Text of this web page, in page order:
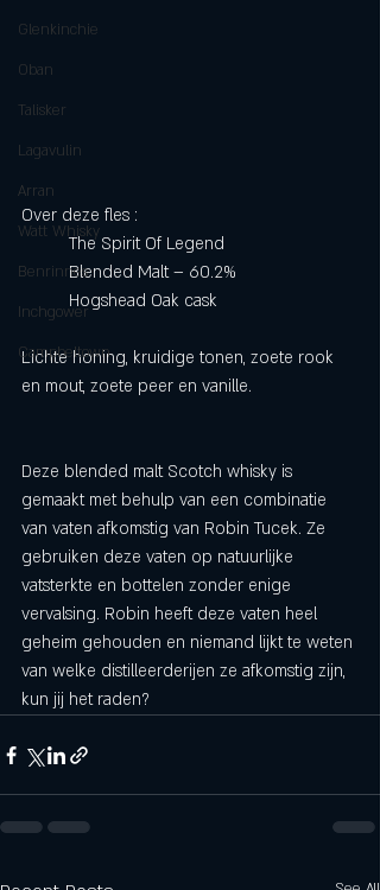
Glenkinchie
Oban
Talisker
Lagavulin
Arran
Watt Whisky
Benrinnes
Inchgower
Campbeltown
Over deze fles :
	The Spirit Of Legend
	Blended Malt – 60.2%
	Hogshead Oak cask
Lichte honing, kruidige tonen, zoete rook
en mout, zoete peer en vanille.
Deze blended malt Scotch whisky is
gemaakt met behulp van een combinatie
van vaten afkomstig van Robin Tucek. Ze
gebruiken deze vaten op natuurlijke
vatsterkte en bottelen zonder enige
vervalsing. Robin heeft deze vaten heel
geheim gehouden en niemand lijkt te weten
van welke distilleerderijen ze afkomstig zijn,
kun jij het raden?